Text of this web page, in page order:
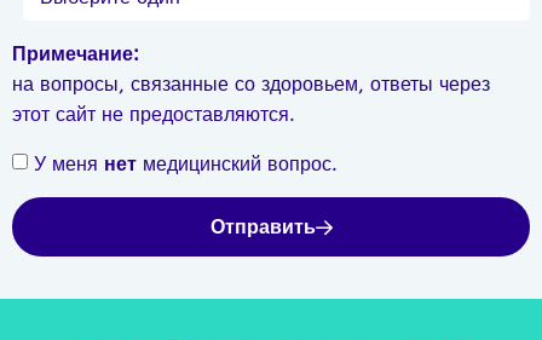
Примечание:
на вопросы, связанные со здоровьем, ответы через
этот сайт не предоставляются.
У меня нет медицинский вопрос.
Отправить